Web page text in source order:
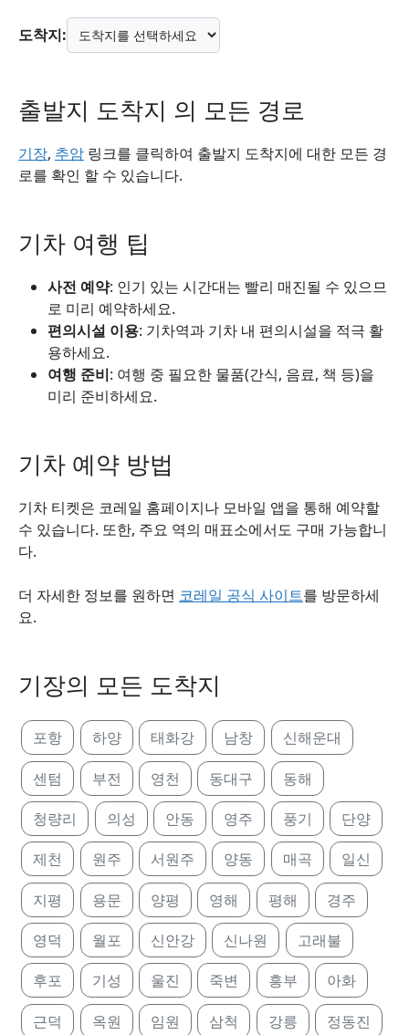
도착지:
출발지 도착지 의 모든 경로
기장, 추암 링크를 클릭하여 출발지 도착지에 대한 모든 경
로를 확인 할 수 있습니다.
기차 여행 팁
사전 예약: 인기 있는 시간대는 빨리 매진될 수 있으므
로 미리 예약하세요.
편의시설 이용: 기차역과 기차 내 편의시설을 적극 활
용하세요.
여행 준비: 여행 중 필요한 물품(간식, 음료, 책 등)을
미리 준비하세요.
기차 예약 방법
기차 티켓은 코레일 홈페이지나 모바일 앱을 통해 예약할
수 있습니다. 또한, 주요 역의 매표소에서도 구매 가능합니
다.
더 자세한 정보를 원하면 코레일 공식 사이트를 방문하세
요.
기장의 모든 도착지
포항 하양 태화강 남창 신해운대
센텀 부전 영천 동대구 동해
청량리 의성 안동 영주 풍기 단양
제천 원주 서원주 양동 매곡 일신
지평 용문 양평 영해 평해 경주
영덕 월포 신안강 신나원 고래불
후포 기성 울진 죽변 흥부 아화
근덕 옥원 임원 삼척 강릉 정동진